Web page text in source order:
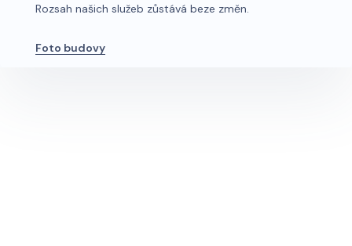
Rozsah našich služeb zůstává beze změn.
Foto budovy